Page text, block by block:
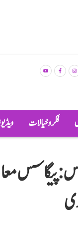
فکر و خیالات
پیگاسس